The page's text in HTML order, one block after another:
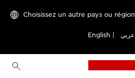
Choisissez un autre pays ou région
English عربي